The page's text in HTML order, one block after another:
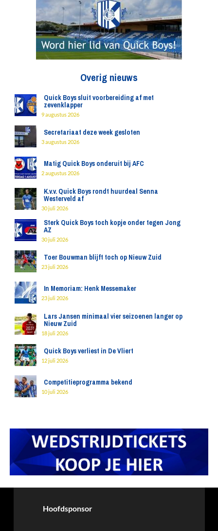
Overig nieuws
Quick Boys sluit voorbereiding af met
zevenklapper
9 augustus 2026
Secretariaat deze week gesloten
3 augustus 2026
Matig Quick Boys onderuit bij AFC
2 augustus 2026
K.v.v. Quick Boys rondt huurdeal Senna
Westerveld af
30 juli 2026
Sterk Quick Boys toch kopje onder tegen Jong
AZ
30 juli 2026
Toer Bouwman blijft toch op Nieuw Zuid
23 juli 2026
In Memoriam: Henk Messemaker
23 juli 2026
Lars Jansen minimaal vier seizoenen langer op
Nieuw Zuid
18 juli 2026
Quick Boys verliest in De Vliert
12 juli 2026
Competitieprogramma bekend
10 juli 2026
Hoofdsponsor